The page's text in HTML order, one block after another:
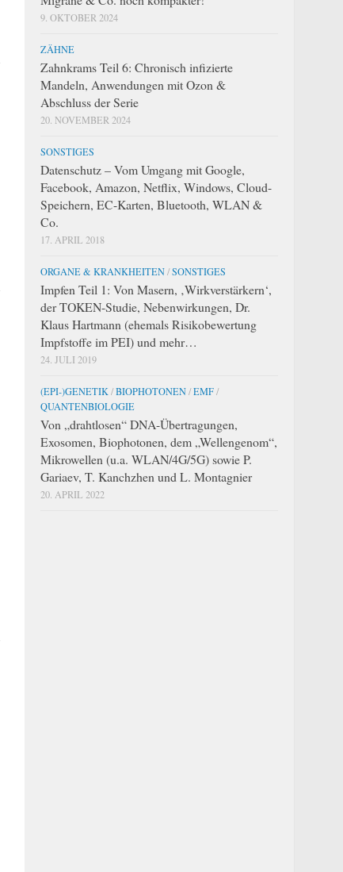
9. OKTOBER 2024
ZÄHNE
Zahnkrams Teil 6: Chronisch infizierte
Mandeln, Anwendungen mit Ozon &
Abschluss der Serie
20. NOVEMBER 2024
SONSTIGES
Datenschutz – Vom Umgang mit Google,
Facebook, Amazon, Netflix, Windows, Cloud-
Speichern, EC-Karten, Bluetooth, WLAN &
Co.
17. APRIL 2018
ORGANE & KRANKHEITEN/SONSTIGES
Impfen Teil 1: Von Masern, ‚Wirkverstärkern‘,
der TOKEN-Studie, Nebenwirkungen, Dr.
Klaus Hartmann (ehemals Risikobewertung
Impfstoffe im PEI) und mehr…
24. JULI 2019
(EPI-)GENETIK /BIOPHOTONEN/EMF/
QUANTENBIOLOGIE
Von „drahtlosen“ DNA-Übertragungen,
Exosomen, Biophotonen, dem „Wellengenom“,
Mikrowellen (u.a. WLAN/4G/5G) sowie P.
Gariaev, T. Kanchzhen und L. Montagnier
20. APRIL 2022